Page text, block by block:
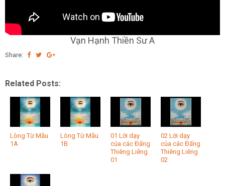
Vạn Hạnh Thiền Sư A
Share:
Related Posts:
Lòng Từ Mẫu
1A
Lòng Từ Mẫu
1B
01 Lời dạy
của các Đấng
Thiêng Liêng
01
02 Lời dạy
của các Đấng
Thiêng Liêng
02